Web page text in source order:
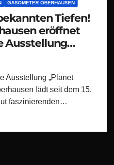
GASOMETER OBERHAUSEN
Tiefen!
eröffnet
Ausstellung
Ausstellung „Planet
lädt seit dem 15.
faszinierenden…